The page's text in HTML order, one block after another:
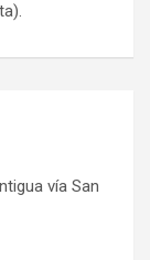
vía San